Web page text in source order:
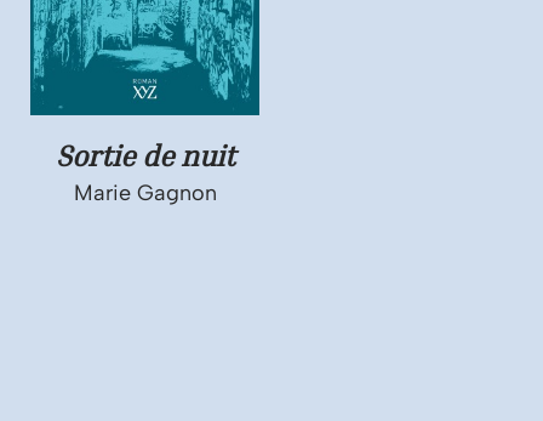
Sortie de nuit
Marie Gagnon